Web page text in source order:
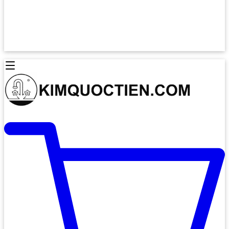
Lò Nướng Hafele
Máy Hút Khử Mùi Classic
Máy Rửa Chén Bát
Máy Rửa Chén Âm Toàn Phần
Máy Rửa Chén Bát 12 Bộ
Máy Rửa Chén Bát Bán Âm
Thiết Bị Vệ Sinh TOTO
Thiết Bị Vệ Sinh American Standard
Thiết Bị Vệ Sinh VIGLACERA
Thiết Bị Vệ Sinh THIÊN THANH
Thiết Bị Bếp